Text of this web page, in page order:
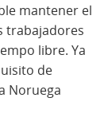
mantener el
trabajadores
libre. Ya
de
Noruega